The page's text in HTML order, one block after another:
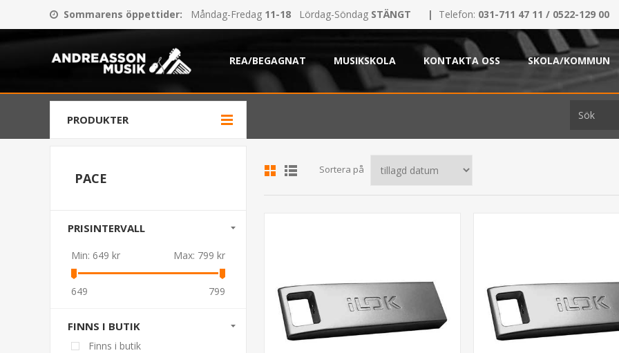
Sommarens öppettider: Måndag-Fredag 11-18 Lördag-Söndag STÄNGT | Telefon: 031-711 47 11 / 0522-129 00
REA/BEGAGNAT MUSIKSKOLA KONTAKTA OSS SKOLA/KOMMUN
PRODUKTER
Sortera på
PACE
PRISINTERVALL
Min: 649 kr Max: 799 kr
649 799
FINNS I BUTIK
Finns i butik